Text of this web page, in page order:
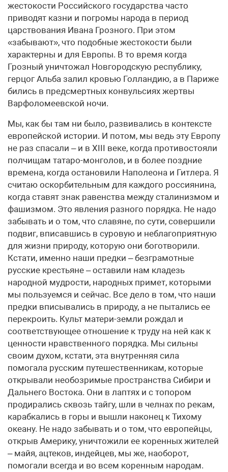
жестокости Российского государства часто
приводят казни и погромы народа в период
царствования Ивана Грозного. При этом
«забывают», что подобные жестокости были
характерны и для Европы. В то время когда
Грозный уничтожал Новгородскую республику,
герцог Альба залил кровью Голландию, а в Париже
бились в предсмертных конвульсиях жертвы
Варфоломеевской ночи.
Мы, как бы там ни было, развивались в контексте
европейской истории. И потом, мы ведь эту Европу
не раз спасали – и в XIII веке, когда противостояли
полчищам татаро-монголов, и в более поздние
времена, когда остановили Наполеона и Гитлера. Я
считаю оскорбительным для каждого россиянина,
когда ставят знак равенства между сталинизмом и
фашизмом. Это явления разного порядка. Не надо
забывать и о том, что славяне, по сути, совершили
подвиг, вписавшись в суровую и неблагоприятную
для жизни природу, которую они боготворили.
Кстати, именно наши предки – безграмотные
русские крестьяне – оставили нам кладезь
народной мудрости, народных примет, которыми
мы пользуемся и сейчас. Все дело в том, что наши
предки вписывались в природу, а не пытались ее
перекроить. Культ матери-земли рождал и
соответствующее отношение к труду на ней как к
ценности нравственного порядка. Мы сильны
своим духом, кстати, эта внутренняя сила
помогала русским путешественникам, которые
открывали необозримые пространства Сибири и
Дальнего Востока. Они в лаптях и с топором
продирались сквозь тайгу, шли в челнах по рекам,
карабкались в горы и вышли наконец к Тихому
океану. Не надо забывать и о том, что европейцы,
открыв Америку, уничтожили ее коренных жителей
– майя, ацтеков, индейцев, мы же, наоборот,
помогали всегда и во всем коренным народам.